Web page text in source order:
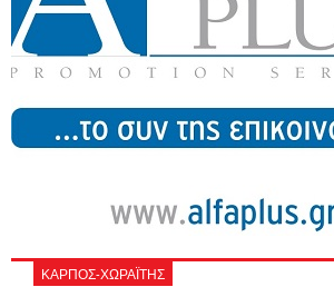
ΚΑΡΠΟΣ-ΧΩΡΑΪΤΗΣ